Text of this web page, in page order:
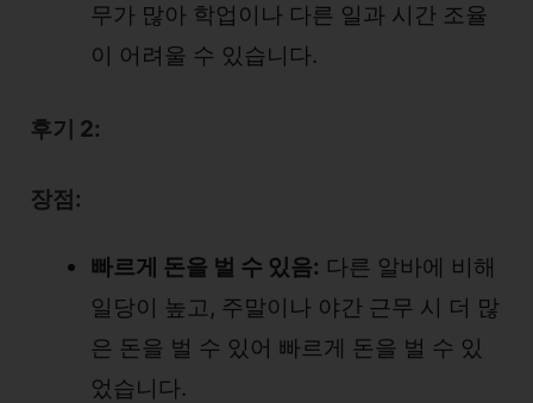
무가 많아 학업이나 다른 일과 시간 조율
이 어려울 수 있습니다.
후기 2:
장점:
빠르게 돈을 벌 수 있음: 다른 알바에 비해
일당이 높고, 주말이나 야간 근무 시 더 많
은 돈을 벌 수 있어 빠르게 돈을 벌 수 있
었습니다.